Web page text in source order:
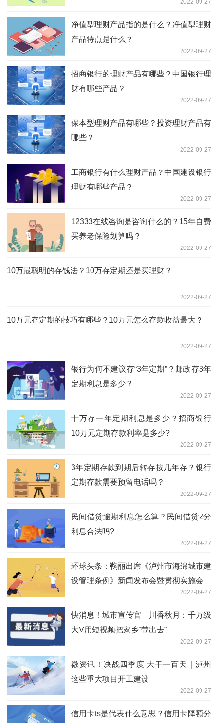
2022-09-27
净值型理财产品指的是什么？净值型理财
产品特点是什么？
2022-09-27
招商银行的理财产品有哪些？中国银行理
财有哪些产品？
2022-09-27
保本型理财产品有哪些？投资理财产品有
哪些？
2022-09-27
工商银行有什么理财产品？中国建设银行
理财有哪些产品？
2022-09-27
12333在线咨询是咨询什么的？15年自费
买养老保险划算吗？
2022-09-27
10万最聪明的存钱法？10万存定期还是买理财？
2022-09-27
10万元存定期的技巧有哪些？10万元怎么存款收益最大？
2022-09-27
银行为何不建议存“3年定期”？邮政存3年
定期利息是多少？
2022-09-27
十万存一年定期利息是多少？招商银行
10万元定期存款利率是多少?
2022-09-27
3年定期存款到期后转存按几年存？银行
定期存款需要预留电话吗？
2022-09-27
民间借贷逾期利息怎么算？民间借贷2分
利息合法吗?
2022-09-27
环球头条：鞠丽出席《泸州市海绵城市建
设管理条例》新闻发布会暨贯彻实施会
2022-09-27
快消息！城市宣传官｜川香秋月：千万级
大V用短视频把家乡“带出去”
2022-09-27
微资讯！决战四季度 大干一百天｜泸州
这些重大项目开工建设
2022-09-27
信用卡ts是代表什么意思？信用卡降额分